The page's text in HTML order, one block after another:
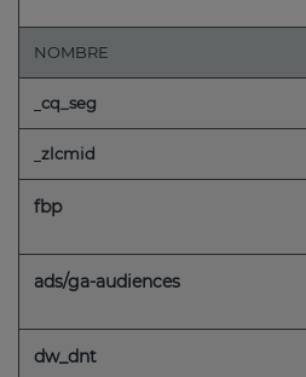
NOMBRE
cq_seg
zlcmid
fbp
ads/ga-audiences
dw_dnt